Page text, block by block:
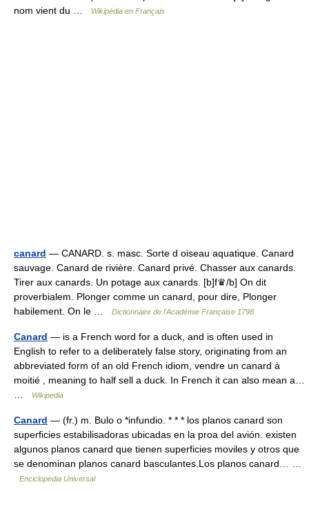
nom vient du …
Wikipédia en Français
canard — CANARD. s. masc. Sorte d oiseau aquatique. Canard
sauvage. Canard de rivière. Canard privé. Chasser aux canards.
Tirer aux canards. Un potage aux canards. [b]f♛/b] On dit
proverbialem. Plonger comme un canard, pour dire, Plonger
habilement. On le …
Dictionnaire de l'Académie Française 1798
Canard — is a French word for a duck, and is often used in
English to refer to a deliberately false story, originating from an
abbreviated form of an old French idiom, vendre un canard à
moitié , meaning to half sell a duck. In French it can also mean a…
Wikipedia
Canard — (fr.) m. Bulo o *infundio. * * * los planos canard son
superficies estabilisadoras ubicadas en la proa del avión. existen
algunos planos canard que tienen superficies moviles y otros que
se denominan planos canard basculantes.Los planos canard… …
Enciclopedia Universal